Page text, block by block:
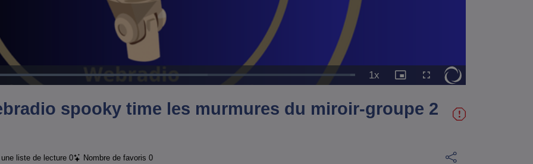
Chargé:
1xVitesse
de
Image
dans
Plein
écran
spooky time les murmures du miroir-groupe 2
une liste de lecture 0 Nombre de favoris 0